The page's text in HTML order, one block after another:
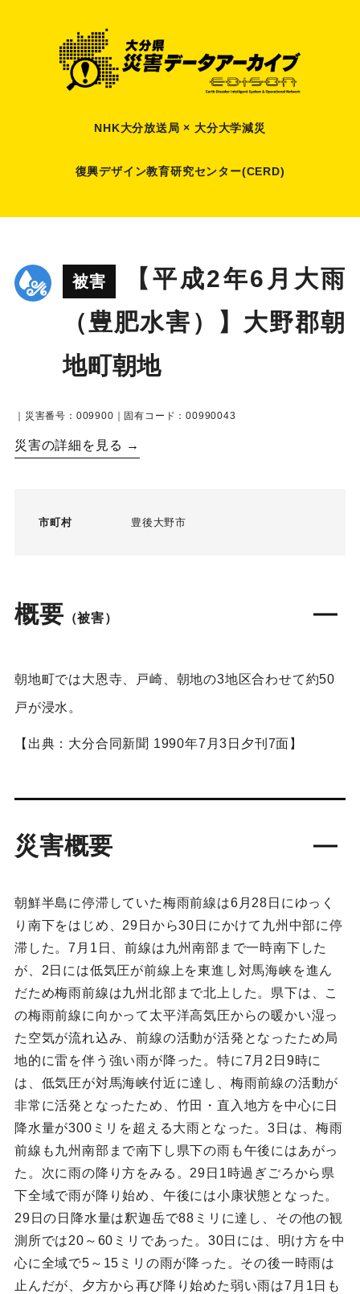
NHK大分放送局 × 大分大学減災
復興デザイン教育研究センター(CERD)
被害
【平成2年6月大雨
（豊肥水害）】大野郡朝
地町朝地
｜災害番号：009900｜固有コード：00990043
災害の詳細を見る →
市町村 豊後大野市
概要 （被害）
朝地町では大恩寺、戸崎、朝地の3地区合わせて約50
戸が浸水。
【出典：大分合同新聞 1990年7月3日夕刊7面】
災害概要
朝鮮半島に停滞していた梅雨前線は6月28日にゆっく
り南下をはじめ、29日から30日にかけて九州中部に停
滞した。7月1日、前線は九州南部まで一時南下した
が、2日には低気圧が前線上を東進し対馬海峡を進ん
だため梅雨前線は九州北部まで北上した。県下は、こ
の梅雨前線に向かって太平洋高気圧からの暖かい湿っ
た空気が流れ込み、前線の活動が活発となったため局
地的に雷を伴う強い雨が降った。特に7月2日9時に
は、低気圧が対馬海峡付近に達し、梅雨前線の活動が
非常に活発となったため、竹田・直入地方を中心に日
降水量が300ミリを超える大雨となった。3日は、梅雨
前線も九州南部まで南下し県下の雨も午後にはあがっ
た。次に雨の降り方をみる。29日1時過ぎごろから県
下全域で雨が降り始め、午後には小康状態となった。
29日の日降水量は釈迦岳で88ミリに達し、その他の観
測所では20～60ミリであった。30日には、明け方を中
心に全域で5～15ミリの雨が降った。その後一時雨は
止んだが、夕方から再び降り始めた弱い雨は7月1日も